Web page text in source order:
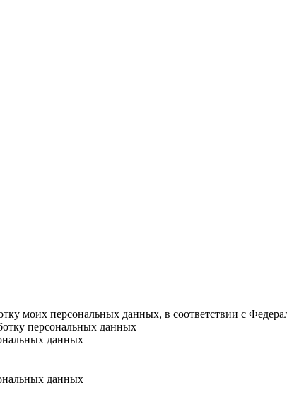
моих персональных данных, в соответствии с
персональных данных
данных
данных